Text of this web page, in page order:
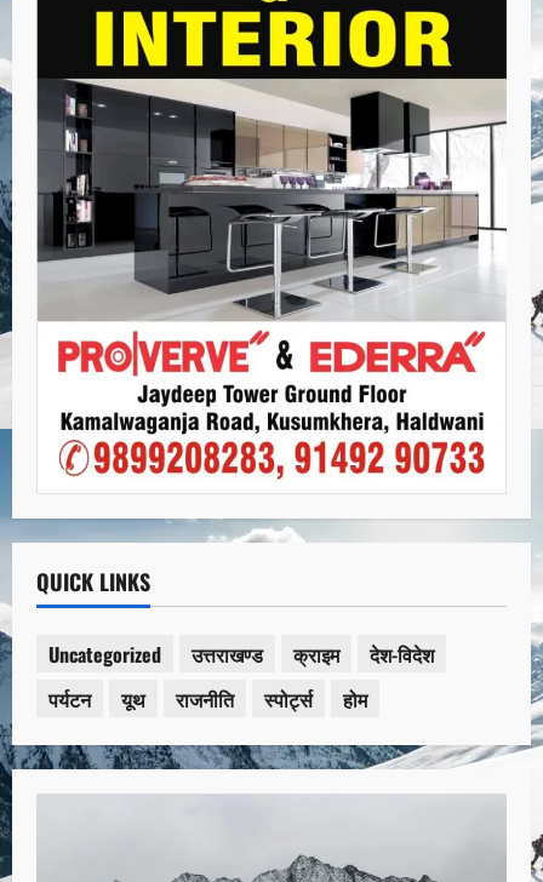
QUICK LINKS
Uncategorized उत्तराखण्ड क्राइम
देश-विदेश
पर्यटन
यूथ राजनीति स्पोर्ट्स होम